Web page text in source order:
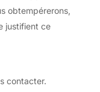
obtempérerons,
justifient ce
contacter.